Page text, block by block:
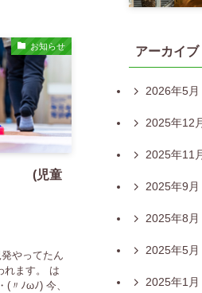
お知らせ
(児童
やってたん
れます。 は
(〃ﾉωﾉ) 今、
アーカイブ
2026年5月
2025年12
2025年11
2025年9月
2025年8月
2025年5月
2025年1月